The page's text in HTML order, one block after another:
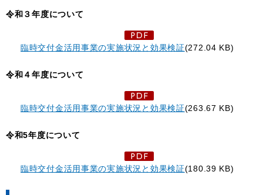
令和３年度について
臨時交付金活用事業の実施状況と効果検証(272.04 KB)
令和４年度について
臨時交付金活用事業の実施状況と効果検証(263.67 KB)
令和5年度について
臨時交付金活用事業の実施状況と効果検証(180.39 KB)